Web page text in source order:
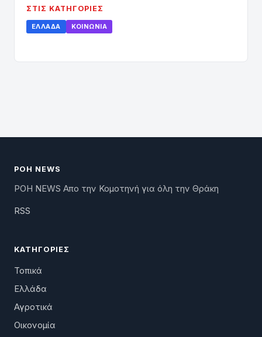
ΣΤΙΣ ΚΑΤΗΓΟΡΊΕΣ
ΕΛΛΆΔΑ ΚΟΙΝΩΝΊΑ
ΡΟΗ NEWS
ΡΟΗ NEWS Απο την Κομοτηνή για όλη την Θράκη
RSS
ΚΑΤΗΓΟΡΊΕΣ
Τοπικά
Ελλάδα
Αγροτικά
Οικονομία